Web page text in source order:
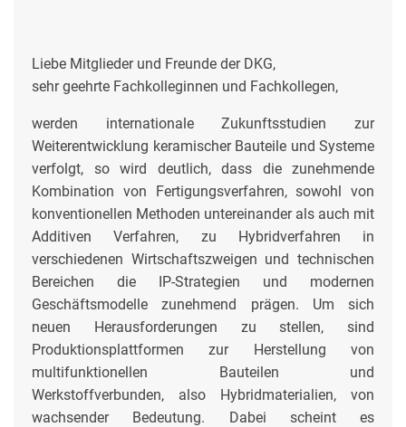
Liebe Mitglieder und Freunde der DKG,
sehr geehrte Fachkolleginnen und Fachkollegen,
werden internationale Zukunftsstudien zur
Weiterentwicklung keramischer Bauteile und Systeme
verfolgt, so wird deutlich, dass die zunehmende
Kombination von Fertigungsverfahren, sowohl von
konventionellen Methoden untereinander als auch mit
Additiven Verfahren, zu Hybridverfahren in
verschiedenen Wirtschaftszweigen und technischen
Bereichen die IP-Strategien und modernen
Geschäftsmodelle zunehmend prägen. Um sich
neuen Herausforderungen zu stellen, sind
Produktionsplattformen zur Herstellung von
multifunktionellen Bauteilen und
Werkstoffverbunden, also Hybridmaterialien, von
wachsender Bedeutung. Dabei scheint es